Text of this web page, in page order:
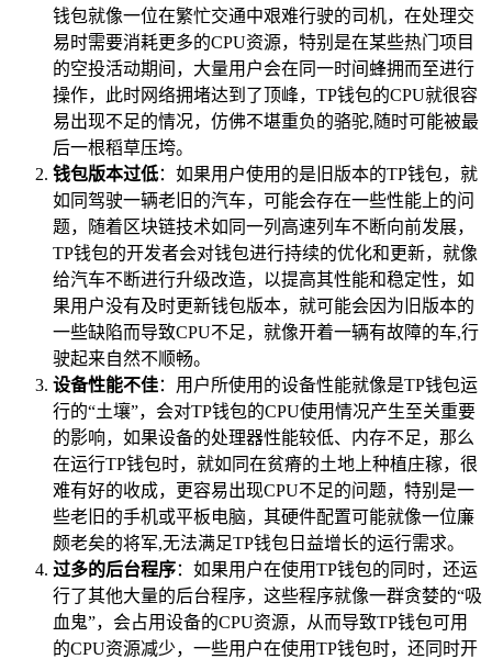
钱包就像一位在繁忙交通中艰难行驶的司机，在处理交
易时需要消耗更多的CPU资源，特别是在某些热门项目
的空投活动期间，大量用户会在同一时间蜂拥而至进行
操作，此时网络拥堵达到了顶峰，TP钱包的CPU就很容
易出现不足的情况，仿佛不堪重负的骆驼,随时可能被最
后一根稻草压垮。
钱包版本过低：如果用户使用的是旧版本的TP钱包，就
如同驾驶一辆老旧的汽车，可能会存在一些性能上的问
题，随着区块链技术如同一列高速列车不断向前发展，
TP钱包的开发者会对钱包进行持续的优化和更新，就像
给汽车不断进行升级改造，以提高其性能和稳定性，如
果用户没有及时更新钱包版本，就可能会因为旧版本的
一些缺陷而导致CPU不足，就像开着一辆有故障的车,行
驶起来自然不顺畅。
设备性能不佳：用户所使用的设备性能就像是TP钱包运
行的“土壤”，会对TP钱包的CPU使用情况产生至关重要
的影响，如果设备的处理器性能较低、内存不足，那么
在运行TP钱包时，就如同在贫瘠的土地上种植庄稼，很
难有好的收成，更容易出现CPU不足的问题，特别是一
些老旧的手机或平板电脑，其硬件配置可能就像一位廉
颇老矣的将军,无法满足TP钱包日益增长的运行需求。
过多的后台程序：如果用户在使用TP钱包的同时，还运
行了其他大量的后台程序，这些程序就像一群贪婪的“吸
血鬼”，会占用设备的CPU资源，从而导致TP钱包可用
的CPU资源减少，一些用户在使用TP钱包时，还同时开